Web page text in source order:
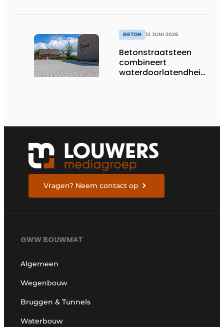
BETON 12 JUNI 2026
Betonstraatsteen
combineert
waterdoorlatendheid
Vragen? Neem contact op
GWW BOUWMAT
Algemeen
Wegenbouw
Bruggen & Tunnels
Waterbouw